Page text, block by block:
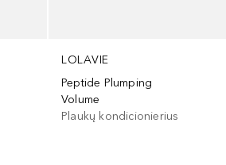
LOLAVIE
Peptide Plumping
Volume
Plaukų kondicionierius